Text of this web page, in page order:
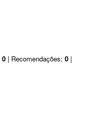
0 | Recomendações: 0 |